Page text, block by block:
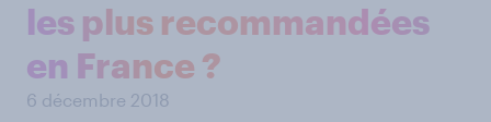
les plus recommandées
en France ?
6 décembre 2018